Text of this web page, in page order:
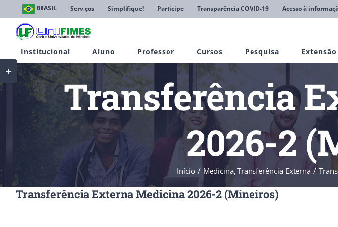
conteúdo
BRASIL Serviços Simplifique! Participe Transparência COVID-19 Acesso à
Institucional Aluno Professor Cursos Pesquisa Extensão
Transferência
2026-2
Início Medicina Transferência Externa
Transferência Externa Medicina 2026-2 (Mineiros)
Toggle
Sliding
Bar